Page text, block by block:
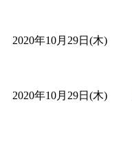
2020年10月29日(木)
2020年10月29日(木)